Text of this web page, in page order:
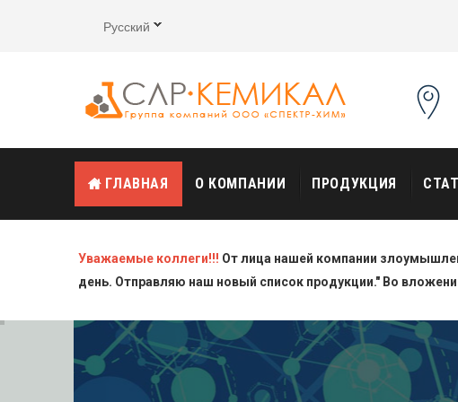
Русский
ГЛАВНАЯ О КОМПАНИИ ПРОДУКЦИЯ
Уважаемые коллеги!!! От лица нашей компании
день. Отправляю наш новый список продукции." Во